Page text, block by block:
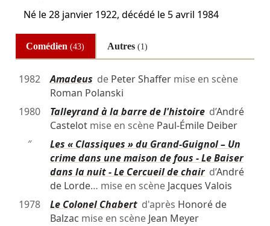
Né le28 janvier 1922, décédé le 5 avril 1984
Comédien(43) Autres (1)
1982 Amadeus de Peter Shaffermise en scène
Roman Polanski
1980
Talleyrand à la barre de l'histoired’André
Castelotmise en scène Paul-Émile Deiber
″
Les « Classiques » du Grand-Guignol – Un
crime dans une maison de fous - Le Baiser
dans la nuit - Le Cercueil de chaird’André
de Lorde… mise en scène Jacques Valois
1978
Le Colonel Chabertd'après Honoré de
Balzac mise en scène Jean Meyer